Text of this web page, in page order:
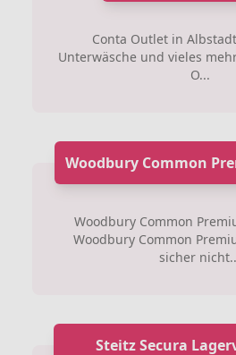
Conta Outlet in
Unterwäsche und vieles
O...
Woodbury Common
Woodbury Common
Woodbury Common
sicher
Steitz Secura